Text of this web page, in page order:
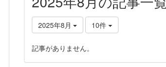
2025年8月 10件
記事がありません。